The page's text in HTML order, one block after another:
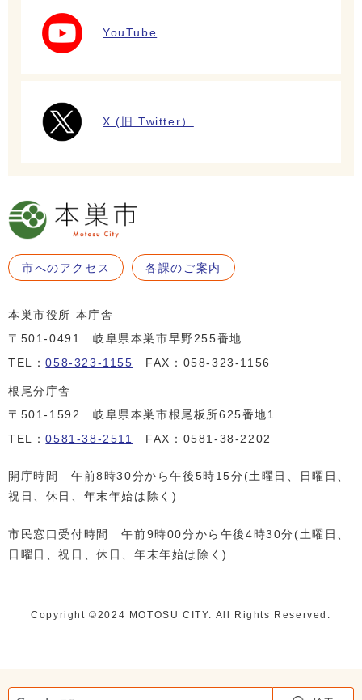
YouTube
X (旧 Twitter）
市へのアクセス 各課のご案内
本巣市役所 本庁舎
〒501-0491 岐阜県本巣市早野255番地
TEL：058-323-1155 FAX：058-323-1156
根尾分庁舎
〒501-1592 岐阜県本巣市根尾板所625番地1
TEL：0581-38-2511 FAX：0581-38-2202
開庁時間 午前8時30分から午後5時15分(土曜日、日曜日、
祝日、休日、年末年始は除く)
市民窓口受付時間 午前9時00分から午後4時30分(土曜日、
日曜日、祝日、休日、年末年始は除く)
Copyright ©️2024 MOTOSU CITY. All Rights Reserved.